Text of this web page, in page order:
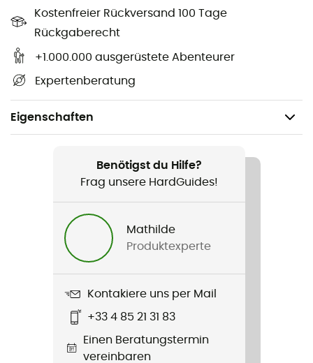
Kostenfreier Rückversand 100 Tage
Rückgaberecht
+1.000.000 ausgerüstete Abenteurer
Expertenberatung
Eigenschaften
Klettern / Arbeit im Freien
Herren / Damen
Benötigst du Hilfe?
Frag unsere HardGuides!
Mathilde
Produktexperte
Kontakiere uns per Mail
+33 4 85 21 31 83
Einen Beratungstermin
vereinbaren